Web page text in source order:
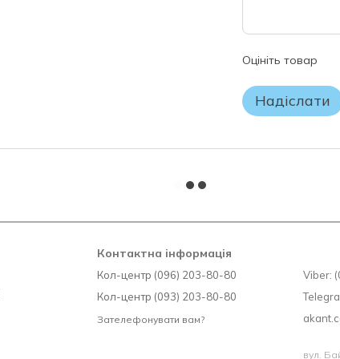
УВАГА!
замовленню.
Якщо Ви не впевнені у
заводського
Оцініть товар
Надіслати
Контактна інформація
Кол-центр (096) 203-80-80
Кол-центр (093) 203-80-80
Зателефонувати вам?
Viber:
вул.